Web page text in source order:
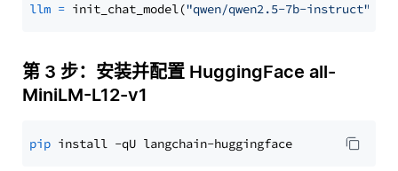
llm = init_chat_model("qwen/qwen2.5-7b-instruct"
第 3 步：安装并配置 HuggingFace all-
MiniLM-L12-v1
pip